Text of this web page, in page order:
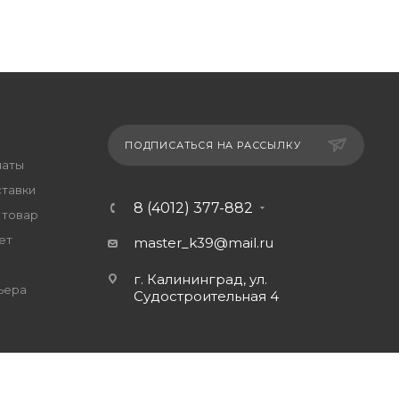
ПОДПИСАТЬСЯ НА РАССЫЛКУ
8 (4012) 377-882
master_k39@mail.ru
г. Калининград, ул.
Судостроительная 4